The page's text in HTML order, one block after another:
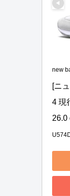
new
[ニ
4 現
26.0